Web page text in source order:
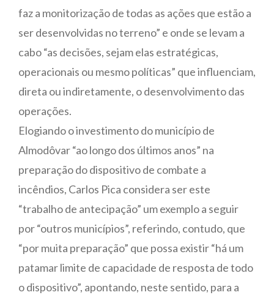
faz a monitorização de todas as ações que estão a
ser desenvolvidas no terreno” e onde se levam a
cabo “as decisões, sejam elas estratégicas,
operacionais ou mesmo políticas” que influenciam,
direta ou indiretamente, o desenvolvimento das
operações.
Elogiando o investimento do município de
Almodôvar “ao longo dos últimos anos” na
preparação do dispositivo de combate a
incêndios, Carlos Pica considera ser este
“trabalho de antecipação” um exemplo a seguir
por “outros municípios”, referindo, contudo, que
“por muita preparação” que possa existir “há um
patamar limite de capacidade de resposta de todo
o dispositivo”, apontando, neste sentido, para a